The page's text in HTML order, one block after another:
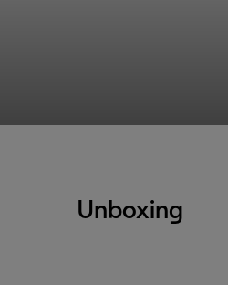
Unboxing